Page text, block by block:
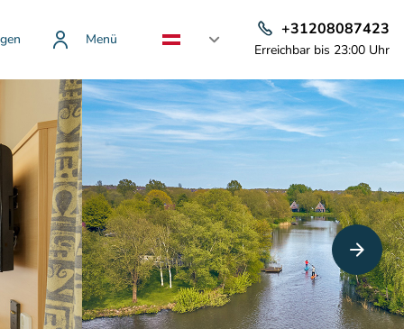
Menü
+31208087423
Erreichbar bis 23:00 Uhr